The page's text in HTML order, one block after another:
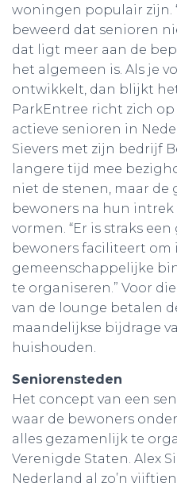
woningen populair zijn.
beweerd dat senioren
dat ligt meer aan de
het algemeen is. Als je
ontwikkelt, dan blijkt
ParkEntree richt zich
actieve senioren in
Sievers met zijn bedrijf
langere tijd mee
niet de stenen, maar de
bewoners na hun
vormen. “Er is straks
bewoners faciliteert om
gemeenschappelijke
te organiseren.” Voor
van de lounge betalen
maandelijkse bijdrage
huishouden.
Seniorensteden
Het concept van een
waar de bewoners
alles gezamenlijk te
Verenigde Staten. Alex
Nederland al zo’n